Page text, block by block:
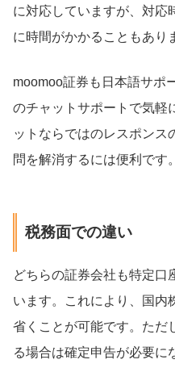
に対応していますが、対応
に時間がかかることもあり
moomoo証券も日本語サポ
のチャットサポートで気軽
ットならではのレスポンス
問を解消するには便利です。
税務面での違い
どちらの証券会社も特定口
います。これにより、国内
省くことが可能です。ただ
る場合は確定申告が必要に